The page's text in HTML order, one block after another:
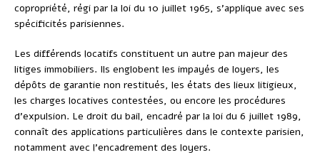
copropriété, régi par la loi du 10 juillet 1965, s’applique avec ses
spécificités parisiennes.
Les différends locatifs constituent un autre pan majeur des
litiges immobiliers. Ils englobent les impayés de loyers, les
dépôts de garantie non restitués, les états des lieux litigieux,
les charges locatives contestées, ou encore les procédures
d’expulsion. Le droit du bail, encadré par la loi du 6 juillet 1989,
connaît des applications particulières dans le contexte parisien,
notamment avec l’encadrement des loyers.